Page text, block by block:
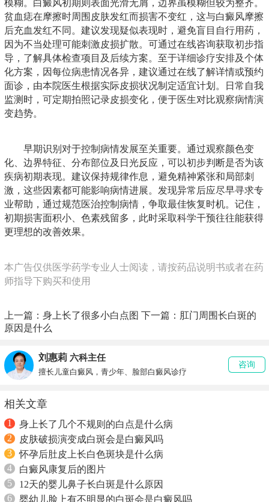
模糊。白癜风初期则表面光滑无屑，边界虽模糊但较为整齐。
贫血痣在摩擦时周围皮肤发红而损害不变红，这与白癜风摩擦
后充血发红不同。建议发现疑似表现时，避免盲目自行用药，
因为不当处理可能刺激皮损扩散。可通过在线咨询获取初步指
导，了解具体检查项目及后续方案。至于详细诊疗安排及个体
化方案，因每位病患情况各异，建议通过在线了解详情或预约
面诊，由本院医生根据实际皮损状况制定适宜计划。日常自我
监测时，可定期拍照记录皮损变化，便于医生对比观察病情演
变趋势。
早期识别对于控制病情发展至关重要。通过观察颜色变
化、边界特征、分布部位及日光反应，可以初步判断是否为该
疾病初期表现。建议保持规律作息，避免精神紧张和局部刺
激，这些因素都可能影响病情进展。发现异常后应尽早寻求专
业帮助，通过规范医治控制病情，争取最佳恢复时机。记住，
初期损害面积小、色素残留多，此时采取科学干预往往能获得
更理想的改善效果。
本广告仅供医学药学专业人士阅读，请按药品说明书或者在药
师指导下购买和使用
上一篇： 身上长了很多小白点图 下一篇： 肛门周围长白斑的
原因是什么
刘惠莉 六科主任
擅长儿童白癜风，青少年、脸部白癜风诊疗
咨询
相关文章
1
身上长了几个不规则的白点是什么病
2
皮肤破损演变成白斑会是白癜风吗
3
怀孕后肚皮上长白色斑块是什么病
4
白癜风康复后的图片
5
12天的婴儿鼻子长白斑是什么原因
6
婴幼儿脸上有不明显的白斑会是白癜风吗